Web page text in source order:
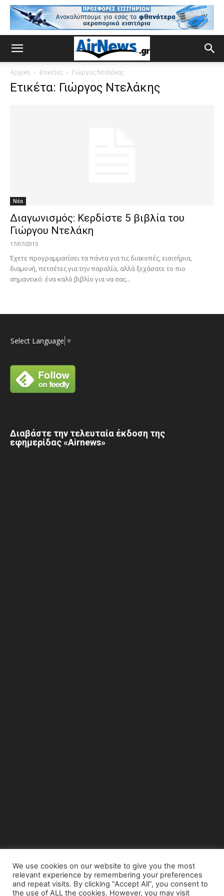
Αρχική Ετικέτες Γιώργος Ντελάκης
Ετικέτα: Γιώργος Ντελάκης
Νέα
Διαγωνισμός: Κερδίστε 5 βιβλία του
Γιώργου Ντελάκη
17/07/2015
Έχετε προγραμματίσει τα πάντα για τις διακοπές, εισιτήρια,
διαμονή, πετσέτες για την παραλία, αλλά ξεχάσατε το πιο
σημαντικό: ένα καλό βιβλίο για να σας...
Select Language ▼
Διαβάστε την τελευταία έκδοση της
εφημερίδας «Airnews»
© Copyright 2015 - www.airnews.gr
We use cookies on our website to give you the most
relevant experience by remembering your preferences
and repeat visits. By clicking “Accept All”, you consent to
the use of ALL the cookies. However, you may visit